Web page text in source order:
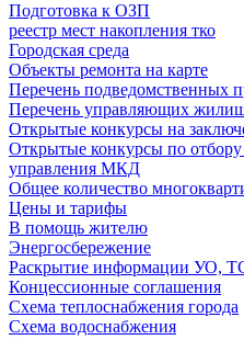
Подготовка к ОЗП
реестр мест накопления тко
Городская среда
Объекты ремонта на карте
Перечень подведомственных
Перечень управляющих
Открытые конкурсы на
Открытые конкурсы по
управления МКД
Общее количество
Цены и тарифы
В помощь жителю
Энергосбережение
Раскрытие информации УО,
Концессионные соглашения
Схема теплоснабжения города
Схема водоснабжения